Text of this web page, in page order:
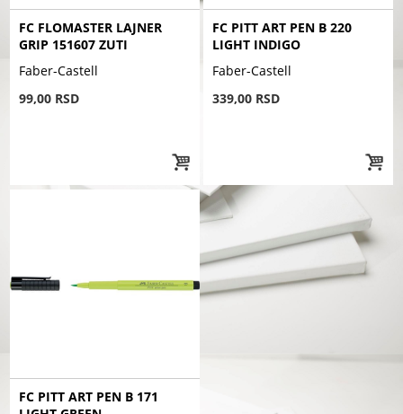
FC FLOMASTER LAJNER
GRIP 151607 ZUTI
Faber-Castell
99,00 RSD
FC PITT ART PEN B 220
LIGHT INDIGO
Faber-Castell
339,00 RSD
FC PITT ART PEN B 171